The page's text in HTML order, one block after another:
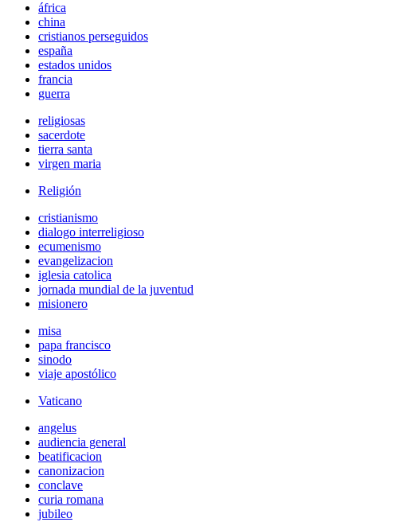
áfrica
china
cristianos perseguidos
españa
estados unidos
francia
guerra
religiosas
sacerdote
tierra santa
virgen maria
Religión
cristianismo
dialogo interreligioso
ecumenismo
evangelizacion
iglesia catolica
jornada mundial de la juventud
misionero
misa
papa francisco
sinodo
viaje apostólico
Vaticano
angelus
audiencia general
beatificacion
canonizacion
conclave
curia romana
jubileo